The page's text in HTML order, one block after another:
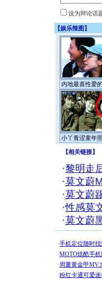
设为辩论
【娱乐辣图 】
内地最喜性爱
小丫青涩童年
【相关链接】
·黎明走
·莫文蔚
·莫文蔚
·性感莫
·莫文蔚